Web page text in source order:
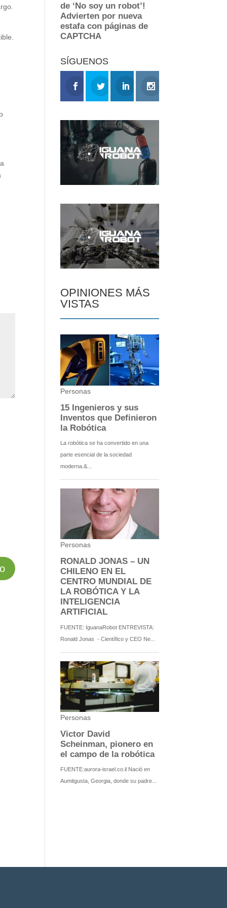
SÍGUENOS
OPINIONES MÁS
VISTAS